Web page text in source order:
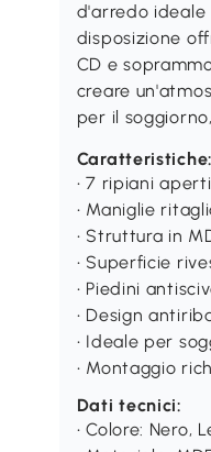
d'arredo ideale
disposizione
CD e
creare
per il
Caratteristiche:
• 7 ripiani
• Maniglie
• Struttura in
• Superficie
• Piedini
• Design
• Ideale per
• Montaggio
Dati tecnici:
• Colore: Nero,